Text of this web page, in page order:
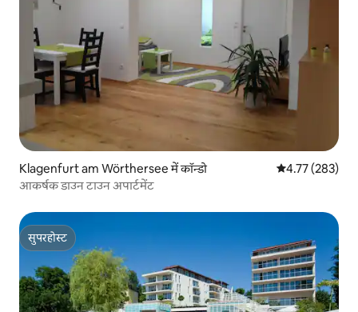
Klagenfurt am Wörthersee में कॉन्डो औसत रेटिंग 5 में से
4.77 (283)
आकर्षक डाउन टाउन अपार्टमेंट
सुपरहोस्ट
सुपरहोस्ट